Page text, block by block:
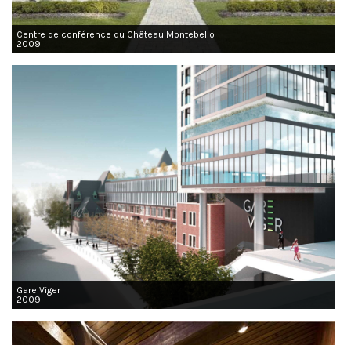
Centre de conférence du Château Montebello
2009
Gare Viger
2009